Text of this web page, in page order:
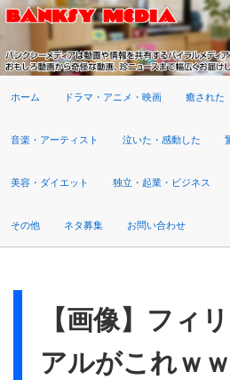
ホーム ドラマ・アニメ・映画 癒された
音楽・アーティスト 泣いた・感動した
美容・ダイエット 独立・起業・ビジネス
その他 ネタ募集 お問い合わせ
【画像】フィ
アルがこれｗ